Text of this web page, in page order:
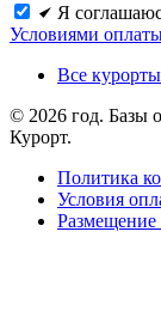
Я
Условиями
Все
© 2026 год. Базы
Курорт.
Политика
Условия
Размещение